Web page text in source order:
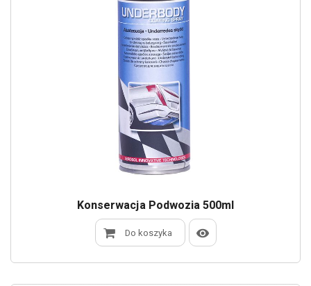
Konserwacja Podwozia 500ml
Do koszyka